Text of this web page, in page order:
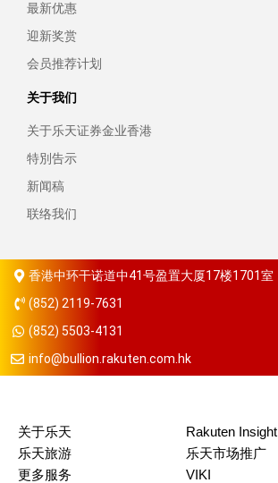
最新优惠
迎新奖赏
会员推荐计划
关于我们
关于乐天证券金业香港
特別告示
新闻稿
联络我们
香港中环干诺道中41号盈置大厦17楼1701室
(852) 2119-7631
(852) 5503-4131
info@bullion.rakuten.com.hk
关于乐天
Rakuten Insight
乐天旅游
乐天市场推广
更多服务
VIKI